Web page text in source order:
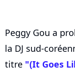
Peggy Gou a
la DJ sud-
titre "(It Goes